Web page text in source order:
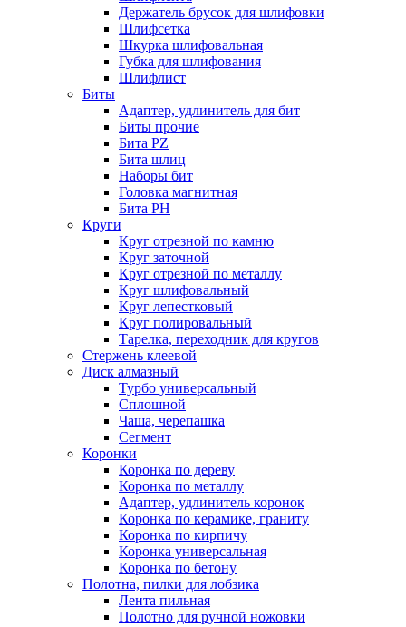
Держатель брусок для шлифовки
Шлифсетка
Шкурка шлифовальная
Губка для шлифования
Шлифлист
Биты
Адаптер, удлинитель для бит
Биты прочие
Бита PZ
Бита шлиц
Наборы бит
Головка магнитная
Бита PH
Круги
Круг отрезной по камню
Круг заточной
Круг отрезной по металлу
Круг шлифовальный
Круг лепестковый
Круг полировальный
Тарелка, переходник для кругов
Стержень клеевой
Диск алмазный
Турбо универсальный
Сплошной
Чаша, черепашка
Сегмент
Коронки
Коронка по дереву
Коронка по металлу
Адаптер, удлинитель коронок
Коронка по керамике, граниту
Коронка по кирпичу
Коронка универсальная
Коронка по бетону
Полотна, пилки для лобзика
Лента пильная
Полотно для ручной ножовки